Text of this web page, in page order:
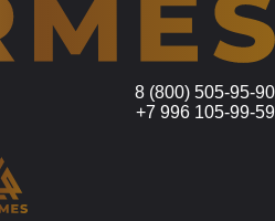
8 (800) 505-95-90
+7 996 105-99-59